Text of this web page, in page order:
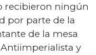
recibieron ningún
por parte de la
de la mesa
y